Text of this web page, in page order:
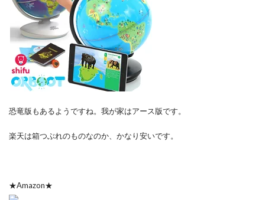
恐竜版もあるようですね。我が家はアース版です。
楽天は箱つぶれのものなのか、かなり安いです。
★Amazon★